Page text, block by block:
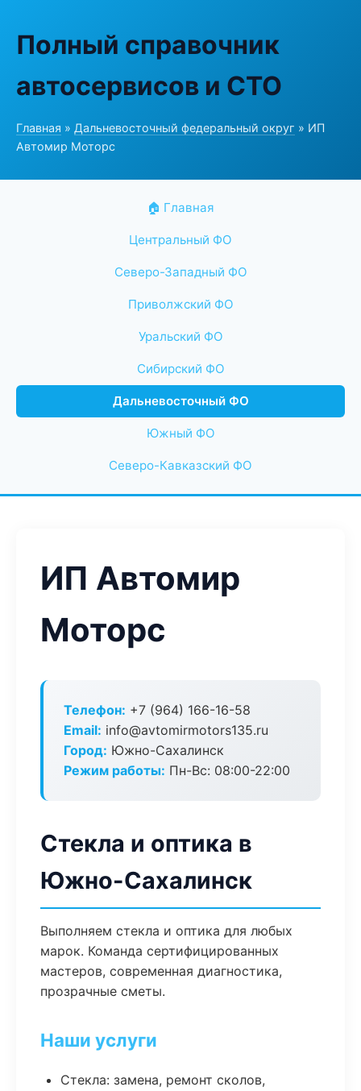
Полный справочник
автосервисов и СТО
Главная » Дальневосточный федеральный округ » ИП
Автомир Моторс
🏠 Главная
Центральный ФО
Северо-Западный ФО
Приволжский ФО
Уральский ФО
Сибирский ФО
Дальневосточный ФО
Южный ФО
Северо-Кавказский ФО
ИП Автомир
Моторс
Телефон: +7 (964) 166-16-58
Email: info@avtomirmotors135.ru
Город: Южно-Сахалинск
Режим работы: Пн-Вс: 08:00-22:00
Стекла и оптика в
Южно-Сахалинск
Выполняем стекла и оптика для любых
марок. Команда сертифицированных
мастеров, современная диагностика,
прозрачные сметы.
Наши услуги
Стекла: замена, ремонт сколов,